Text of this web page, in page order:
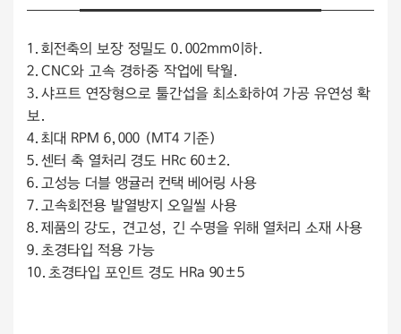
1.회전축의 보장 정밀도 0.002mm이하.
2.CNC와 고속 경하중 작업에 탁월.
3.샤프트 연장형으로 툴간섭을 최소화하여 가공 유연성 확
보.
4.최대 RPM 6,000 (MT4 기준)
5.센터 축 열처리 경도 HRc 60±2.
6.고성능 더블 앵귤러 컨택 베어링 사용
7.고속회전용 발열방지 오일씰 사용
8.제품의 강도, 견고성, 긴 수명을 위해 열처리 소재 사용
9.초경타입 적용 가능
10.초경타입 포인트 경도 HRa 90±5